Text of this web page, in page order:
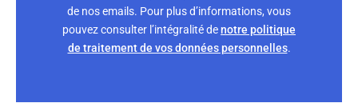
de nos emails. Pour plus d’informations, vous
pouvez consulter l’intégralité denotre politique
de traitement de vos données personnelles.